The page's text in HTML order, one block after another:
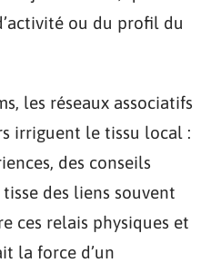
ou du profil du
les réseaux associatifs
irriguent le tissu local :
des conseils
des liens souvent
ces relais physiques et
la force d’un